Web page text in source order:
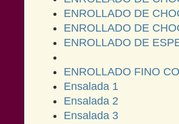
ENROLLADO DE
ENROLLADO DE
ENROLLADO DE
ENROLLADO FINO
Ensalada 1
Ensalada 2
Ensalada 3